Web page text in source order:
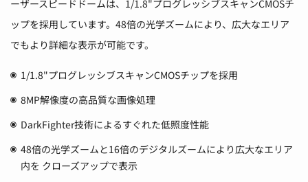
ーザースピードドームは、1/1.8"プログレッシブスキャンCMOSチ
ップを採用しています。48倍の光学ズームにより、広大なエリア
でもより詳細な表示が可能です。
1/1.8"プログレッシブスキャンCMOSチップを採用
8MP解像度の高品質な画像処理
DarkFighter技術によるすぐれた低照度性能
48倍の光学ズームと16倍のデジタルズームにより広大なエリア
内を クローズアップで表示